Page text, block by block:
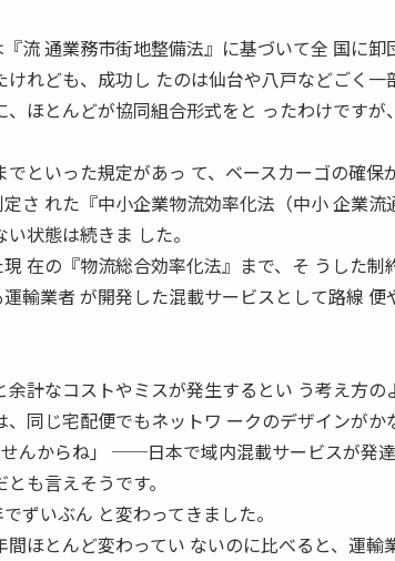
流 通業務市街地整備法』に基づいて全 国に卸
れども、成功し たのは仙台や八戸などごく一
ほとんどが協同組合形式をと ったわけです
といった規定があっ て、ベースカーゴの確保
さ れた『中小企業物流効率化法（中小 企業流
状態は続きま した。
在の『物流総合効率化法』まで、そ うした制
輸業者 が開発した混載サービスとして路線 便
計なコストやミスが発生するとい う考え方の
同じ宅配便でもネットワ ークのデザインがか
んからね」 ──日本で域内混載サービスが発
も言えそうです。
ずいぶん と変わってきました。
ほとんど変わってい ないのに比べると、運輸